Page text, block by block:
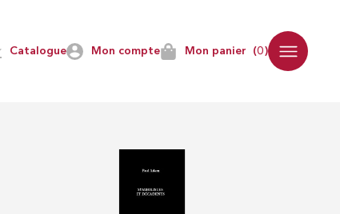
Mon compte Mon panier (0)
Catalogue